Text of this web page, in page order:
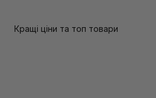
Кращі ціни та топ товари